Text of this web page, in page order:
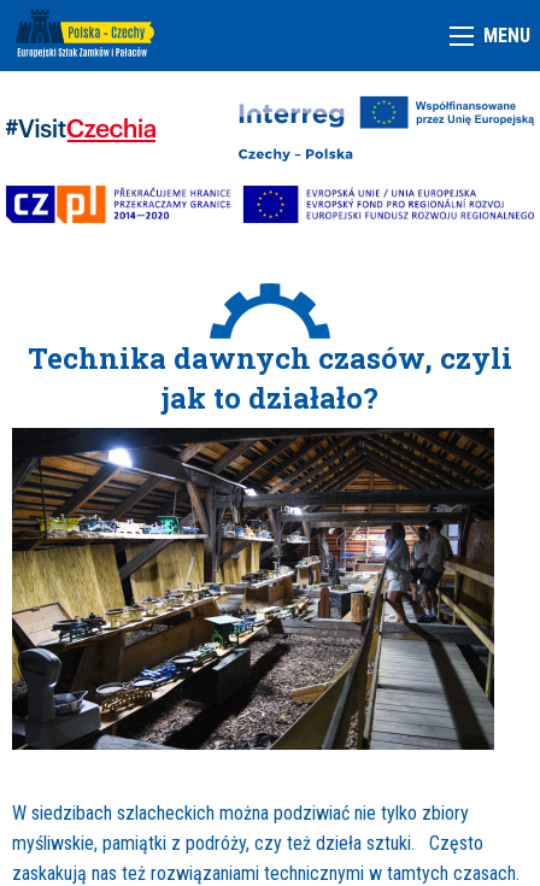
MENU
Technika dawnych czasów, czyli
jak to działało?
W siedzibach szlacheckich można podziwiać nie tylko zbiory
myśliwskie, pamiątki z podróży, czy też dzieła sztuki. Często
zaskakują nas też rozwiązaniami technicznymi w tamtych czasach.